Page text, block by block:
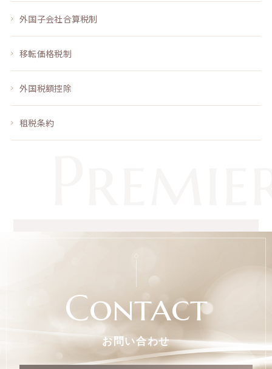
外国子会社合算税制
移転価格税制
外国税額控除
租税条約
Contact
お問い合わせ